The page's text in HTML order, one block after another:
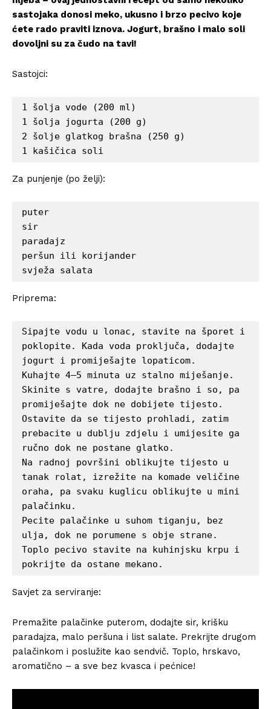
sastojaka donosi meko, ukusno i brzo pecivo koje
ćete rado praviti iznova. Jogurt, brašno i malo soli
dovoljni su za čudo na tavi!
Sastojci:
1 šolja vode (200 ml)
1 šolja jogurta (200 g)
2 šolje glatkog brašna (250 g)
1 kašičica soli
Za punjenje (po želji):
puter
sir
paradajz
peršun ili korijander
svježa salata
Priprema:
Sipajte vodu u lonac, stavite na šporet i
poklopite. Kada voda proključa, dodajte
jogurt i promiješajte lopaticom.
Kuhajte 4–5 minuta uz stalno miješanje.
Skinite s vatre, dodajte brašno i so, pa
promiješajte dok ne dobijete tijesto.
Ostavite da se tijesto prohladi, zatim
prebacite u dublju zdjelu i umijesite ga
ručno dok ne postane glatko.
Na radnoj površini oblikujte tijesto u
tanak rolat, izrežite na komade veličine
oraha, pa svaku kuglicu oblikujte u mini
palačinku.
Pecite palačinke u suhom tiganju, bez
ulja, dok ne porumene s obje strane.
Toplo pecivo stavite na kuhinjsku krpu i
pokrijte da ostane mekano.
Savjet za serviranje:
Premažite palačinke puterom, dodajte sir, krišku
paradajza, malo peršuna i list salate. Prekrijte drugom
palačinkom i poslužite kao sendvič. Toplo, hrskavo,
aromatično – a sve bez kvasca i pećnice!